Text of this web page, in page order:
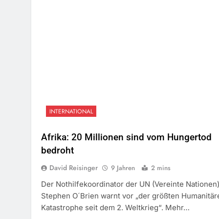
INTERNATIONAL
Afrika: 20 Millionen sind vom Hungertod
bedroht
David Reisinger 9 Jahren
2 mins
Der Nothilfekoordinator der UN (Vereinte Nationen)
Stephen O´Brien warnt vor „der größten
Katastrophe seit dem 2. Weltkrieg“. Mehr…